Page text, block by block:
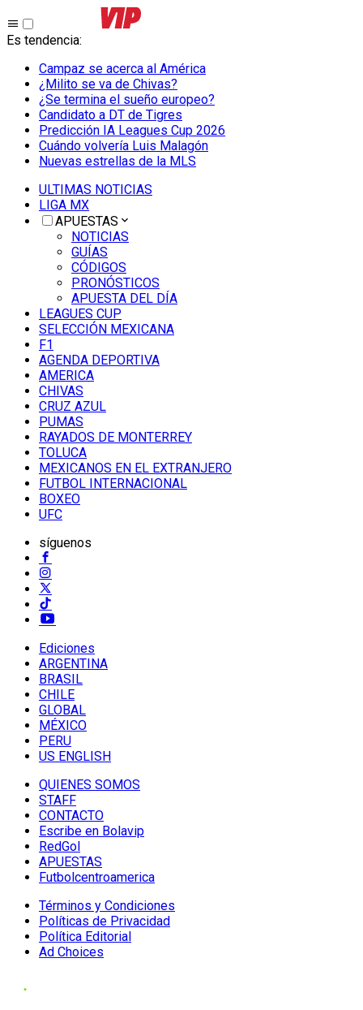
Es tendencia:
Campaz se acerca al América
¿Milito se va de Chivas?
¿Se termina el sueño europeo?
Candidato a DT de Tigres
Predicción IA Leagues Cup 2026
Cuándo volvería Luis Malagón
Nuevas estrellas de la MLS
ULTIMAS NOTICIAS
LIGA MX
APUESTAS
NOTICIAS
GUÍAS
CÓDIGOS
PRONÓSTICOS
APUESTA DEL DÍA
LEAGUES CUP
SELECCIÓN MEXICANA
F1
AGENDA DEPORTIVA
AMERICA
CHIVAS
CRUZ AZUL
PUMAS
RAYADOS DE MONTERREY
TOLUCA
MEXICANOS EN EL EXTRANJERO
FUTBOL INTERNACIONAL
BOXEO
UFC
síguenos
Ediciones
ARGENTINA
BRASIL
CHILE
GLOBAL
MÉXICO
PERU
US ENGLISH
QUIENES SOMOS
STAFF
CONTACTO
Escribe en Bolavip
RedGol
APUESTAS
Futbolcentroamerica
Términos y Condiciones
Políticas de Privacidad
Política Editorial
Ad Choices